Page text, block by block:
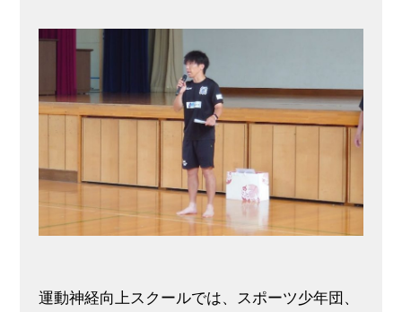
運動神経向上スクールでは、スポーツ少年団、